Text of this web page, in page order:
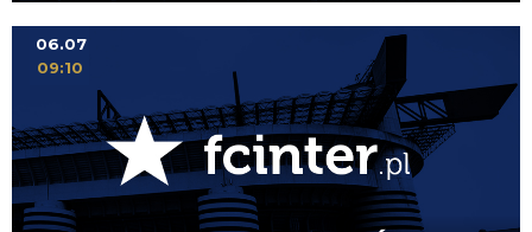
06.07
09:10